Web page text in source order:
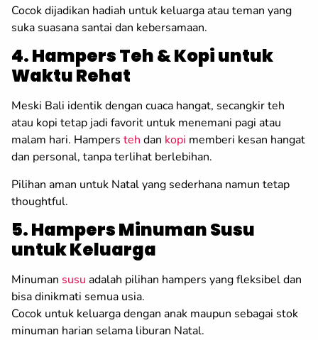
Cocok dijadikan hadiah untuk keluarga atau teman yang
suka suasana santai dan kebersamaan.
4. Hampers Teh & Kopi untuk
Waktu Rehat
Meski Bali identik dengan cuaca hangat, secangkir teh
atau kopi tetap jadi favorit untuk menemani pagi atau
malam hari. Hampers teh dan kopi memberi kesan hangat
dan personal, tanpa terlihat berlebihan.
Pilihan aman untuk Natal yang sederhana namun tetap
thoughtful.
5. Hampers Minuman Susu
untuk Keluarga
Minuman susu adalah pilihan hampers yang fleksibel dan
bisa dinikmati semua usia.
Cocok untuk keluarga dengan anak maupun sebagai stok
minuman harian selama liburan Natal.